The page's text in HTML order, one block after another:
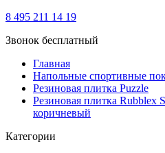
8 495 211 14 19
Звонок бесплатный
Главная
Напольные спортивные
Резиновая плитка Puzzle
Резиновая плитка Rubblex
коричневый
Категории